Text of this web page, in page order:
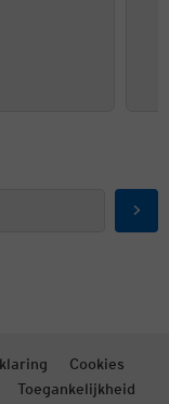
Cookies
Toegankelijkheid